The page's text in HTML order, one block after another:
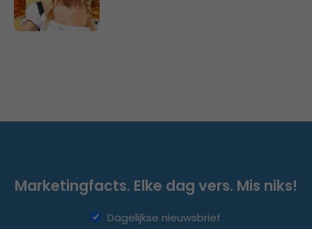
Marketingfacts. Elke dag vers. Mis niks!
Dagelijkse nieuwsbrief